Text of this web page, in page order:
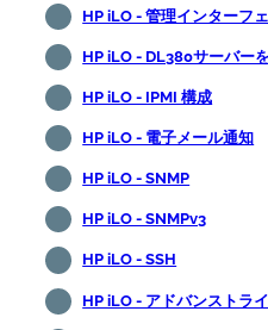
HP iLO - 管理インターフ
HP iLO - DL380サーバー
HP iLO - IPMI 構成
HP iLO - 電子メール通知
HP iLO - SNMP
HP iLO - SNMPv3
HP iLO - SSH
HP iLO - アドバンストラ